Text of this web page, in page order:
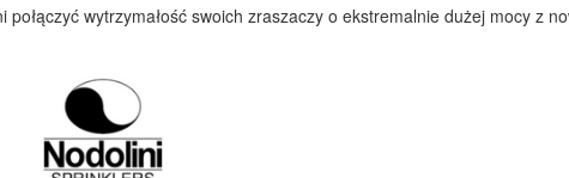
połączyć wytrzymałość swoich zraszaczy o ekstremalnie dużej mocy z